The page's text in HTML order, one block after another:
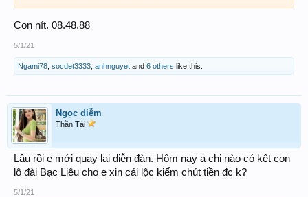
Con nít. 08.48.88
5/1/21
Ngami78 socdet3333 anhnguyet and 6 others like this.
Ngọc diễm
Thần Tài
Lâu rồi e mới quay lại diễn đàn. Hôm nay a chị nào có kết con
lô đài Bạc Liêu cho e xin cái lộc kiếm chút tiền đc k?
5/1/21